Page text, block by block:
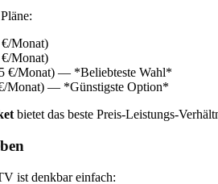
Monat)
Monat)
€/Monat) — *Beliebteste Wahl*
Monat) — *Günstigste Option*
bietet das beste Preis-Leistungs-
ist denkbar einfach: